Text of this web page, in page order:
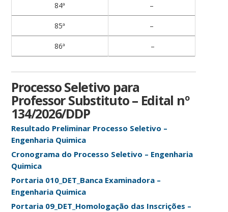
84ª –
85ª –
86ª –
Processo Seletivo para
Professor Substituto – Edital nº
134/2026/DDP
Resultado Preliminar Processo Seletivo –
Engenharia Quimica
Cronograma do Processo Seletivo – Engenharia
Quimica
Portaria 010_DET_Banca Examinadora –
Engenharia Quimica
Portaria 09_DET_Homologação das Inscrições –